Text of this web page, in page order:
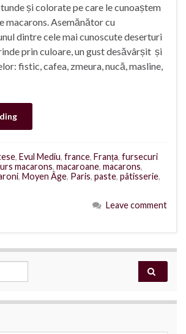
și colorate pe care le cunoaștem
macarons. Asemănător cu
dintre cele mai cunoscute deserturi
prin culoare, un gust desăvârșit și
fistic, cafea, zmeura, nucă, masline,
, Evul Mediu, france, Franța, fursecuri
macarons, macaroane, macarons,
, Moyen Âge, Paris, paste, pâtisserie,
Leave comment